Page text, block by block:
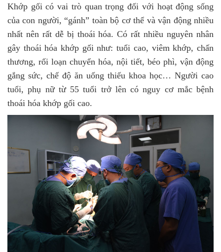
Khớp gối có vai trò quan trọng đối với hoạt động sống
của con người, “gánh” toàn bộ cơ thể và vận động nhiều
nhất nên rất dễ bị thoái hóa. Có rất nhiều nguyên nhân
gây thoái hóa khớp gối như: tuổi cao, viêm khớp, chấn
thương, rối loạn chuyển hóa, nội tiết, béo phì, vận động
gắng sức, chế độ ăn uống thiếu khoa học… Người cao
tuổi, phụ nữ từ 55 tuổi trở lên có nguy cơ mắc bệnh
thoái hóa khớp gối cao.